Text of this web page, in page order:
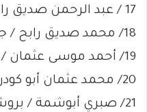
17 / عبد الرحمن صديق رابح / جبل حلة
18/ محمد صديق رابح / جبل حلة
19/ أحمد موسى عثمان / جبل حلة
20/ محمد عثمان أبو كودر / جبل حلة
21/ صبري أبوشمة / بروش – شلخوا